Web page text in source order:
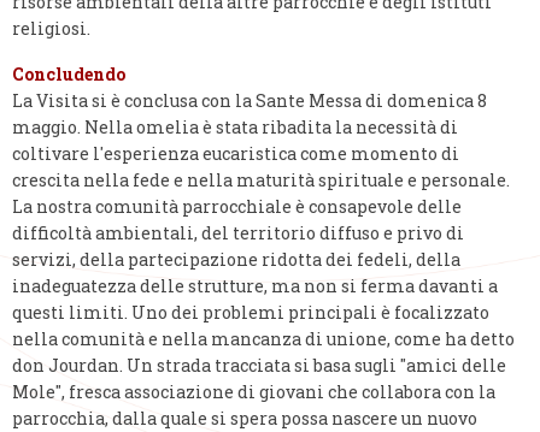
religiosi.
Concludendo
La Visita si è conclusa con la Sante Messa di domenica 8
maggio. Nella omelia è stata ribadita la necessità di
coltivare l'esperienza eucaristica come momento di
crescita nella fede e nella maturità spirituale e personale.
La nostra comunità parrocchiale è consapevole delle
difficoltà ambientali, del territorio diffuso e privo di
servizi, della partecipazione ridotta dei fedeli, della
inadeguatezza delle strutture, ma non si ferma davanti a
questi limiti. Uno dei problemi principali è focalizzato
nella comunità e nella mancanza di unione, come ha detto
don Jourdan. Un strada tracciata si basa sugli "amici delle
Mole", fresca associazione di giovani che collabora con la
parrocchia, dalla quale si spera possa nascere un nuovo